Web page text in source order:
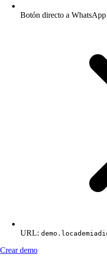
Botón directo a WhatsApp
URL:
Crear demo